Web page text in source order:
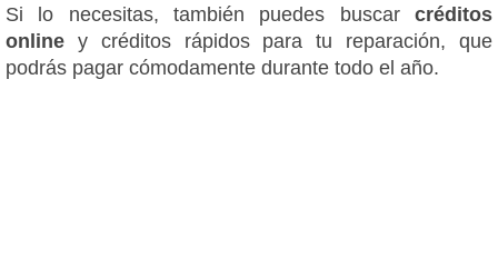
Si lo necesitas, también puedes buscar créditos
online y créditos rápidos para tu reparación, que
podrás pagar cómodamente durante todo el año.